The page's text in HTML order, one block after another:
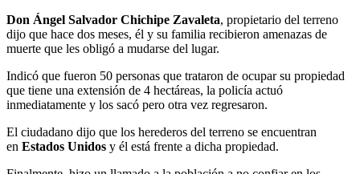
Don Ángel Salvador Chichipe Zavaleta, propietario del terreno
dijo que hace dos meses, él y su familia recibieron amenazas de
muerte que les obligó a mudarse del lugar.
Indicó que fueron 50 personas que trataron de ocupar su propiedad
que tiene una extensión de 4 hectáreas, la policía actuó
inmediatamente y los sacó pero otra vez regresaron.
El ciudadano dijo que los herederos del terreno se encuentran
en Estados Unidos y él está frente a dicha propiedad.